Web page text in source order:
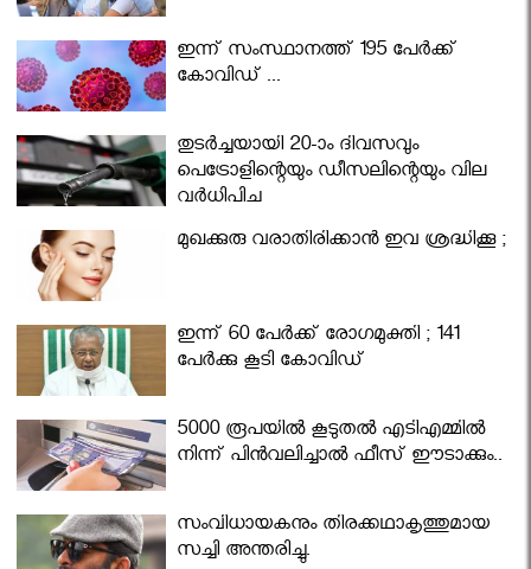
ഇന്ന് സംസ്ഥാനത്ത് 195 പേര്‍ക്ക്
കോവിഡ് ...
തുടർച്ചയായി 20-ാം ദിവസവും
പെട്രോളിന്റെയും ഡീസലിന്റെയും വില
വര്‍ധിപ്പിച്ചു
മുഖക്കുരു വരാതിരിക്കാന്‍ ഇവ ശ്രദ്ധിക്കൂ ;
ഇന്ന് 60 പേർക്ക് രോഗമുക്തി ; 141
പേര്‍ക്കു കൂടി കോവിഡ്
5000 രൂപയിൽ കൂടുതൽ എടിഎമ്മിൽ
നിന്ന് പിൻവലിച്ചാൽ ഫീസ് ഈടാക്കും..
സംവിധായകനും തിരക്കഥാകൃത്തുമായ
സച്ചി അന്തരിച്ചു.